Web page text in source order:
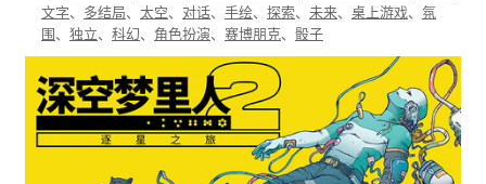
文字、 多结局、 太空、 对话、 手绘、 探索、 未来、 桌上游戏、 氛
围 、 独立、 科幻、 角色扮演、 赛博朋克、 骰子